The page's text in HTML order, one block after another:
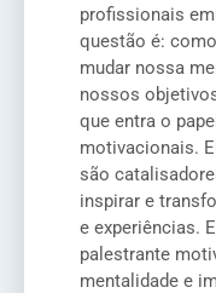
profissionais
questão é:
mudar nossa
nossos
que entra o
motivacionais.
são
inspirar e
e experiências.
palestrante
mentalidade e